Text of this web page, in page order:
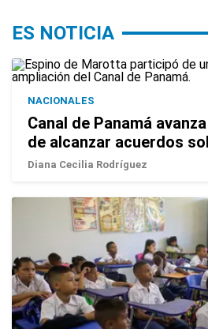
ES NOTICIA
NACIONALES
Canal de Panamá
de alcanzar acuerdos
Diana Cecilia Rodríguez